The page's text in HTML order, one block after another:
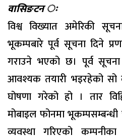
वासिङटन ः
विश्व विख्यात अमेरिकी
भूकम्पबारे पूर्व सूचना दिने
गराउने भएको छ। पूर्व सूचना
आवश्यक तयारी भइरहेको सो
घोषणा गरेको हो । तार
मोबाइल फोनमा भूकम्पसम्बन्धी
व्यवस्था गरिएको